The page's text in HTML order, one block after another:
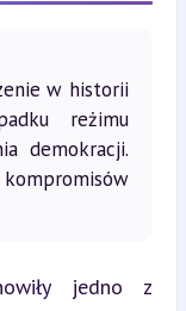
w historii
reżimu
demokracji.
jedno z